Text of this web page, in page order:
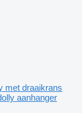
met draaikrans
aanhanger